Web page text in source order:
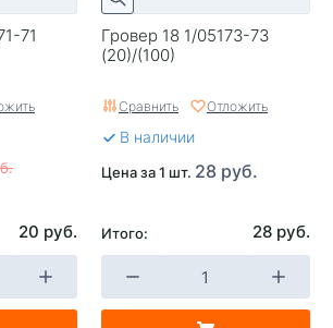
71
20 руб.
Гровер 18 1/05173-73
(20)/(100)
Сравнить Отложить
В наличии
Цена за 1 шт. 28 руб.
Итого: 28 руб.